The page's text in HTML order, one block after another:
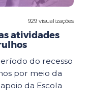
929 visualizações
atividades
do recesso
por meio da
da Escola